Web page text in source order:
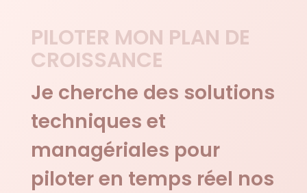
PILOTER MON PLAN DE
CROISSANCE
Je cherche des solutions
techniques et
managériales pour
piloter en temps réel nos